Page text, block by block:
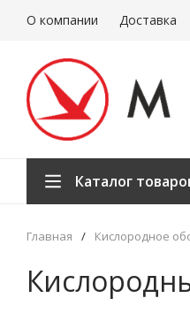
О компании Доставка
Каталог
Главная / Кислородное